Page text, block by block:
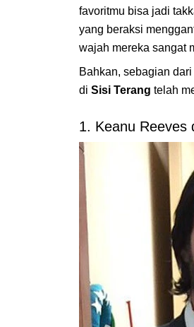
favoritmu bisa jadi
yang beraksi
wajah mereka sangat
Bahkan, sebagian
di Sisi Terang telah
1. Keanu